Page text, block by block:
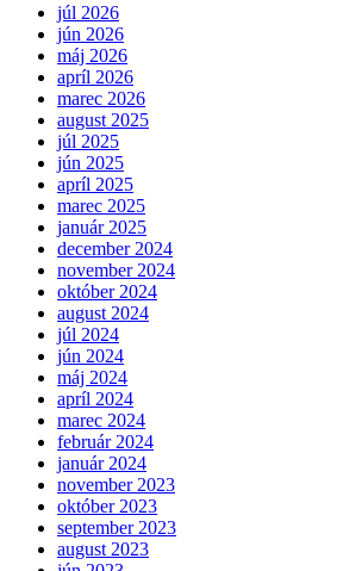
júl 2026
jún 2026
máj 2026
apríl 2026
marec 2026
august 2025
júl 2025
jún 2025
apríl 2025
marec 2025
január 2025
december 2024
november 2024
október 2024
august 2024
júl 2024
jún 2024
máj 2024
apríl 2024
marec 2024
február 2024
január 2024
november 2023
október 2023
september 2023
august 2023